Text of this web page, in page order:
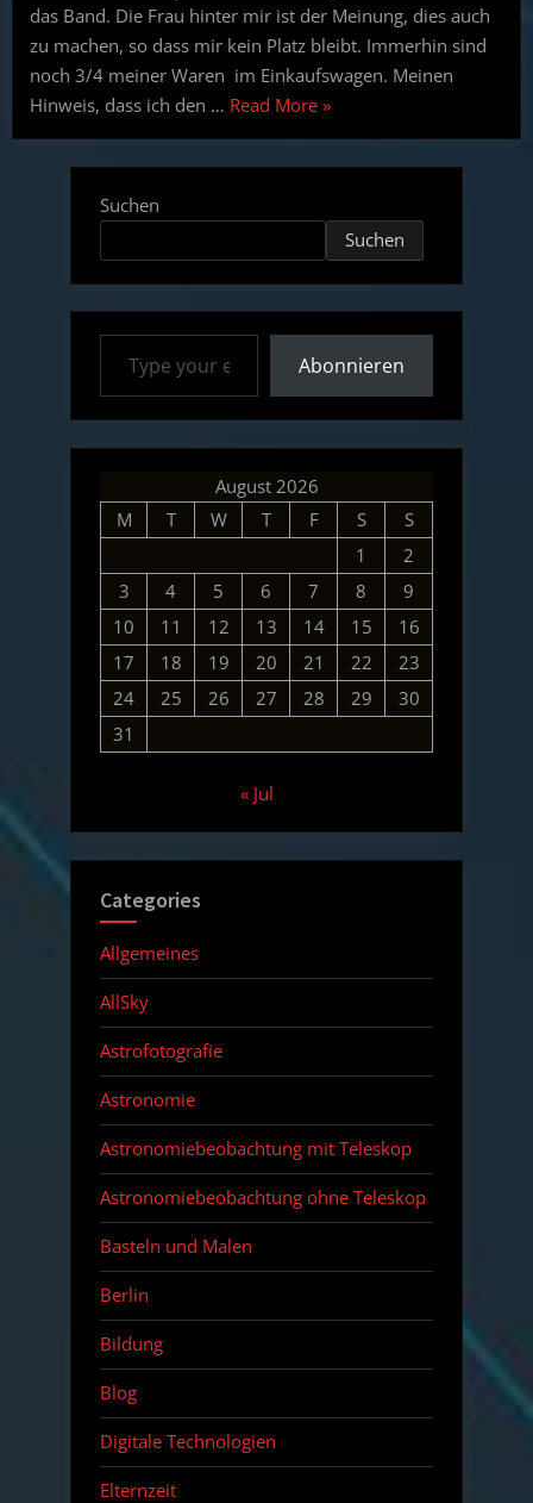
das Band. Die Frau hinter mir ist der Meinung, dies auch
zu machen, so dass mir kein Platz bleibt. Immerhin sind
noch 3/4 meiner Waren im Einkaufswagen. Meinen
Hinweis, dass ich den … Read More“Psychopathen
an
der
»
Suchen
Suchen
Type your email…
Abonnieren
August 2026
M
T W T F S
S
1
2
3
4 5 6 7 8
9
10
11 12 13 14 15
16
17
18 19 20 21 22
23
24
25 26 27 28 29
30
31
« Jul
Categories
Allgemeines
AllSky
Astrofotografie
Astronomie
Astronomiebeobachtung mit Teleskop
Astronomiebeobachtung ohne Teleskop
Basteln und Malen
Berlin
Bildung
Blog
Digitale Technologien
Elternzeit